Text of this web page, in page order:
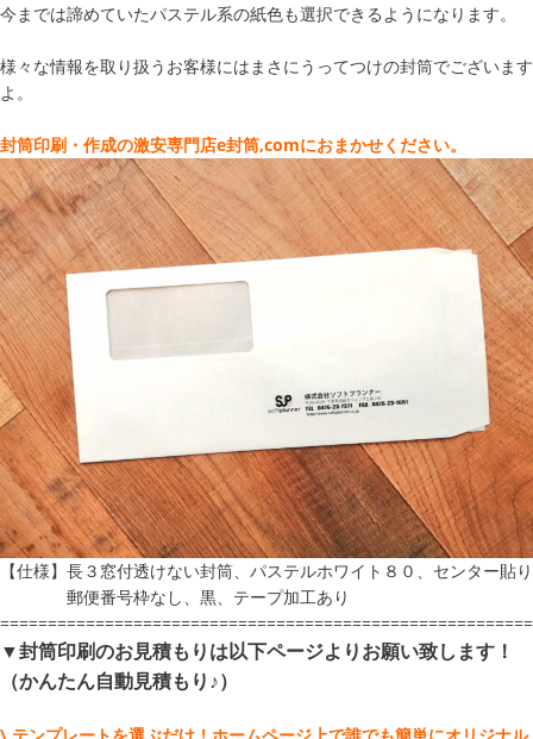
今までは諦めていたパステル系の紙色も選択できるようになります。
様々な情報を取り扱うお客様にはまさにうってつけの封筒でございます
よ。
封筒印刷・作成の激安専門店e封筒,comにおまかせください。
【仕様】長３窓付透けない封筒、パステルホワイト８０、センター貼り
郵便番号枠なし、黒、テープ加工あり
▼封筒印刷のお見積もりは以下ページよりお願い致します！
（かんたん自動見積もり♪）
\ テンプレートを選ぶだけ！ホームページ上で誰でも簡単にオリジナル